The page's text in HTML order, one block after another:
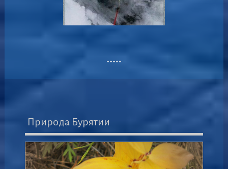
-----
Природа Бурятии